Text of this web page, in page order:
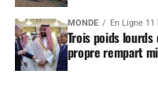
MONDE En Ligne 11
Trois poids
propre rempart